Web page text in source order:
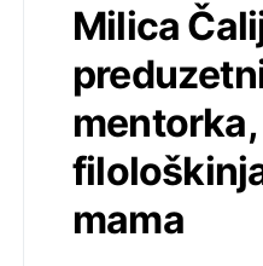
Milica
mentorka,
mama